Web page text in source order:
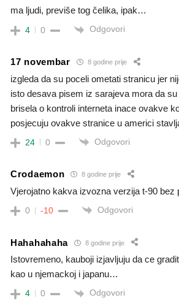
ma ljudi, previše tog čelika, ipak…
4 0 Odgovori
17 novembar 8 godine prije
izgleda da su poceli ometati stranicu jer
isto desava pisem iz sarajeva mora da
brisela o kontroli interneta inace ovakve
posjecuju ovakve stranice u americi
24 0 Odgovori
Crodaemon 8 godine prije
Vjerojatno kakva izvozna verzija t-90 bez
0 -10 Odgovori
Hahahahaha 8 godine prije
Istovremeno, kauboji izjavljuju da ce
kao u njemackoj i japanu…
4 0 Odgovori